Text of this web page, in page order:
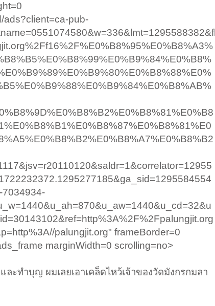
ads?client=ca-pub-
7034934-
palungjit.org" frameBorder=0
marginWidth=0 scrolling=no>
ะทำบุญ ผมเลยเอาเคล็ดไหว้เจ้าของวัดมังกรกมลา